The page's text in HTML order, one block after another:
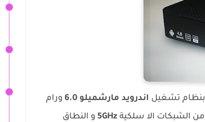
بنظام تشغيل اندرويد مارشميلو 6.0
ورام
من الشبكات الا سلكية 5GHz و النطاق